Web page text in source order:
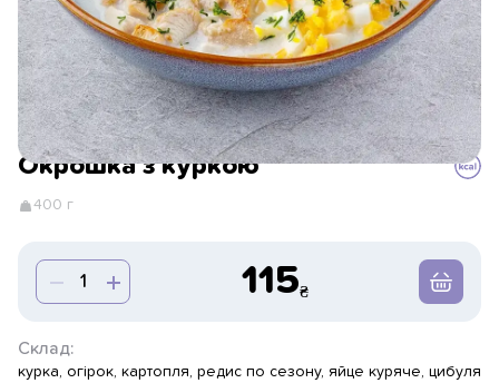
Окрошка з куркою
400 г
115
Склад:
курка, огірок, картопля, редис по сезону, яйце куряче, цибуля